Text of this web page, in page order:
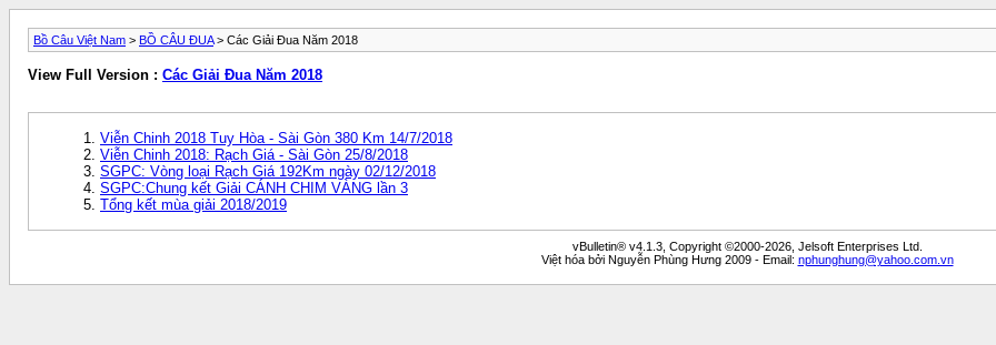
Bồ Câu Việt Nam > BỒ CÂU ĐUA> Các Giải Đua Năm 2018
View Full Version : Các Giải Đua Năm 2018
Viễn Chinh 2018 Tuy Hòa - Sài Gòn 380 Km 14/7/2018
Viễn Chinh 2018: Rạch Giá - Sài Gòn 25/8/2018
SGPC: Vòng loại Rạch Giá 192Km ngày 02/12/2018
SGPC:Chung kết Giải CÁNH CHIM VÀNG lần 3
Tổng kết mùa giải 2018/2019
vBulletin® v4.1.3, Copyright ©2000-2026, Jelsoft Enterprises Ltd.
Việt hóa bởi Nguyễn Phùng Hưng 2009 - Email: nphunghung@yahoo.com.vn